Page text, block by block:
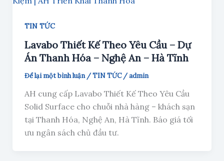
TIN TỨC
Lavabo Thiết Kế Theo Yêu Cầu – Dự
Án Thanh Hóa – Nghệ An – Hà Tĩnh
Để lại một bình luận /TIN TỨC/admin
AH cung cấp Lavabo Thiết Kế Theo Yêu Cầu
Solid Surface cho chuỗi nhà hàng – khách sạn
tại Thanh Hóa, Nghệ An, Hà Tĩnh. Báo giá tối
ưu ngân sách chủ đầu tư.